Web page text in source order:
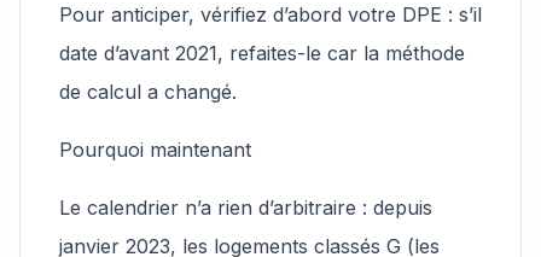
Pour anticiper, vérifiez d’abord votre DPE : s’il
date d’avant 2021, refaites-le car la méthode
de calcul a changé.
Pourquoi maintenant
Le calendrier n’a rien d’arbitraire : depuis
janvier 2023, les logements classés G (les